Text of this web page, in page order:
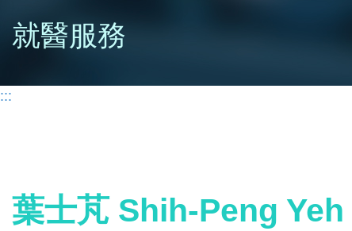
就醫服務
:::
葉士芃 Shih-Peng